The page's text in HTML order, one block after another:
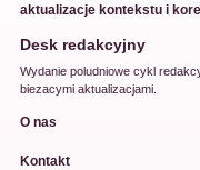
aktualizacje kontekstu i
Desk redakcyjny
Wydanie poludniowe cykl
biezacymi aktualizacjami.
O nas
Kontakt